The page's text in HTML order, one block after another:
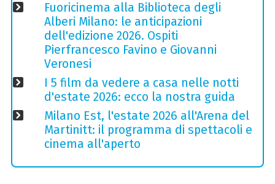
Fuoricinema alla Biblioteca degli
Alberi Milano: le anticipazioni
dell'edizione 2026. Ospiti
Pierfrancesco Favino e Giovanni
Veronesi
I 5 film da vedere a casa nelle notti
d'estate 2026: ecco la nostra guida
Milano Est, l'estate 2026 all'Arena del
Martinitt: il programma di spettacoli e
cinema all'aperto